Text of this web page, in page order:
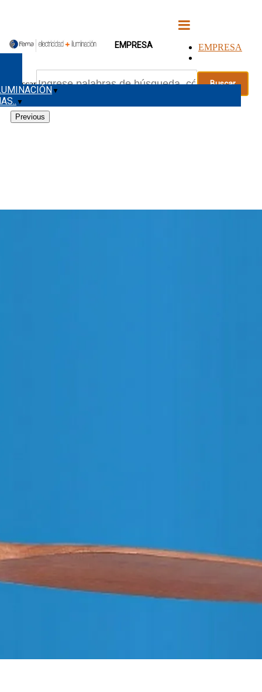
EMPRESA
▼
▼
Buscar
Previous